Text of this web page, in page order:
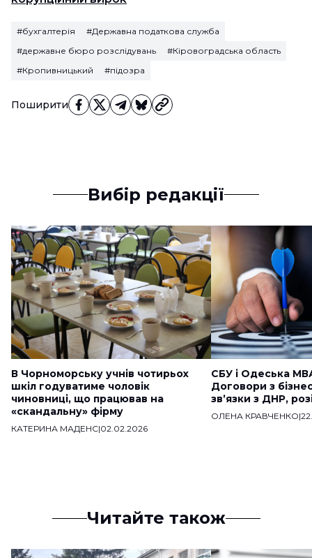
Поширити
#бухгалтерія
#Державна податкова служба
#державне бюро розслідувань
#Кіровоградська область
#Кропивницький
#підозра
Вибір редакції
В Чорноморську учнів чотирьох
шкіл годуватиме чоловік
чиновниці, що працював на
«скандальну» фірму
КАТЕРИНА МАДЕНС|02.02.2026
СБУ і Одеська
Договори з
звʼязки з ДНР,
ОЛЕНА КРАВЧЕНКО|
Читайте також